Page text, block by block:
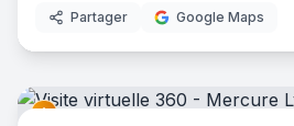
Partager Google Maps